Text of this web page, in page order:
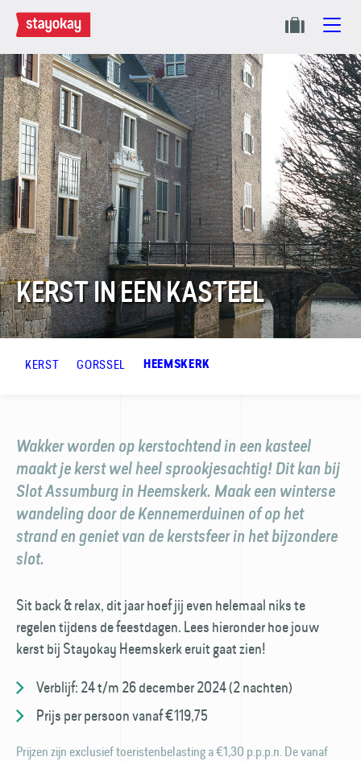
KERST IN EEN KASTEEL
KERST GORSSEL HEEMSKERK
Wakker worden op kerstochtend in een kasteel
maakt je kerst wel heel sprookjes­achtig! Dit kan bij
Slot Assumburg in Heemskerk. Maak een winterse
wandeling door de Kennemer­duinen of op het
strand en geniet van de kerstsfeer in het bijzondere
slot.
Sit back & relax, dit jaar hoef jij even helemaal niks te
regelen tijdens de feestdagen. Lees hieronder hoe jouw
kerst bij Stayokay Heemskerk eruit gaat zien!
Verblijf: 24 t/m 26 december 2024 (2 nachten)
Prijs per persoon vanaf €119,75
Prijzen zijn exclusief toeristenbelasting a €1,30 p.p.p.n. De vanaf